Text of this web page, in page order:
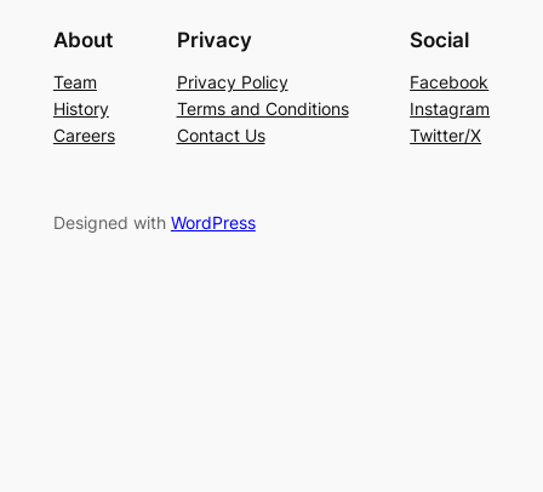
About
Team
History
Careers
Privacy
Privacy Policy
Terms and Conditions
Contact Us
Social
Facebook
Instagram
Twitter/X
Designed with WordPress